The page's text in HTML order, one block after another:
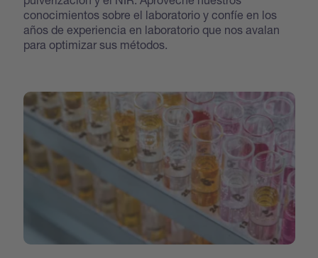
conocimientos sobre el laboratorio y confíe en los
años de experiencia en laboratorio que nos avalan
para optimizar sus métodos.